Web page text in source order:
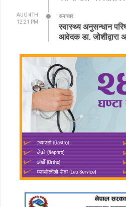
AUG 4TH
12:21 PM
समाचार
स्वास्थ्य अनुसन्धान
आवेदक डा.